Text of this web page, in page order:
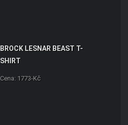
BROCK LESNAR BEAST T-
SHIRT
Cena: 1773-Kč